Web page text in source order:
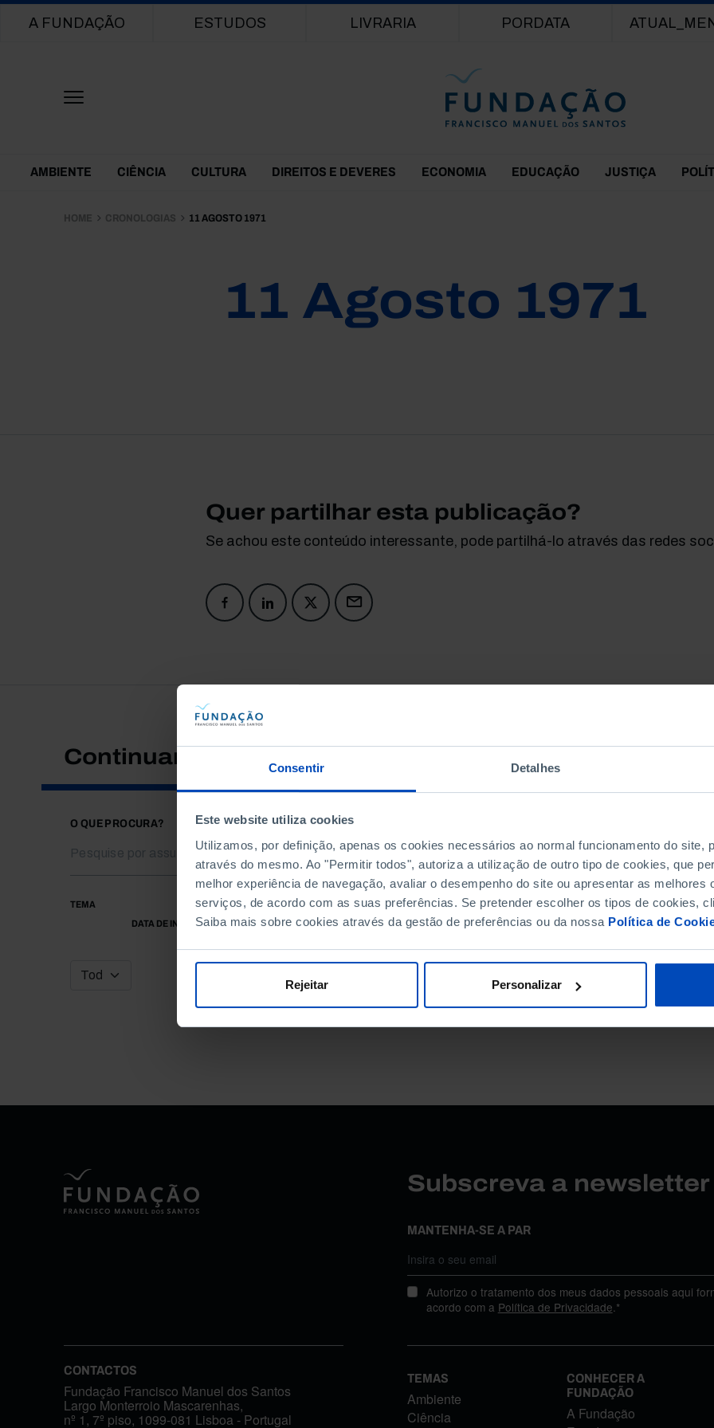
Consentir Detalhes
Este website utiliza cookies
Utilizamos, por definição, apenas os cookies necessários ao normal funcionamento do site,
através do mesmo. Ao "Permitir todos", autoriza a utilização de outro tipo de cookies, que
melhor experiência de navegação, avaliar o desempenho do site ou apresentar as melhores
serviços, de acordo com as suas preferências. Se pretender escolher os tipos de cookies,
Saiba mais sobre cookies através da gestão de preferências ou da nossa Política de
Rejeitar Personalizar
Main navigation
A FUNDAÇÃO ESTUDOS LIVRARIA PORDATA
Themes Menu
AMBIENTE CIÊNCIA CULTURA DIREITOS E DEVERES ECONOMIA EDUCAÇÃO JUSTIÇA
HOME CRONOLOGIAS 11 AGOSTO 1971
11 Agosto 1971
Quer partilhar esta publicação?
Se achou este conteúdo interessante, pode partilhá-lo através das redes
Continuar a pesquisar
O QUE PROCURA?
TEMA
DATA DE INÍCIO
DATA DE FIM
Subscreva a
MANTENHA-SE A PAR
Autorizo o tratamento dos meus dados pessoais aqui
acordo com a Política de Privacidade.*
CONTACTOS
Fundação Francisco Manuel dos Santos
Largo Monterroio Mascarenhas,
nº 1, 7º piso, 1099-081 Lisboa - Portugal
TEMAS
Ambiente
Ciência
CONHECER A
FUNDAÇÃO
A Fundação